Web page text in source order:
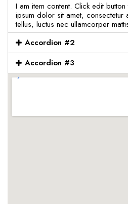
I am item content. Click edit
ipsum dolor sit amet, consectetur
tellus, luctus nec ullamcorper
Accordion #2
Accordion #3